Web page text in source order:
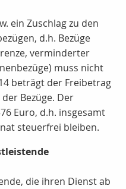
ein Zuschlag zu den
d.h. Bezüge
verminderter
muss nicht
beträgt der Freibetrag
Bezüge. Der
Euro, d.h. insgesamt
steuerfrei bleiben.
die ihren Dienst ab